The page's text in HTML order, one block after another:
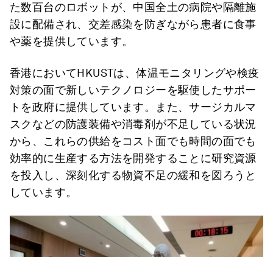
た数百台のロボットが、中国全土の病院や隔離施
設に配備され、交差感染を防ぎながら患者に食事
や薬を提供しています。
香港においてHKUSTは、体温モニタリングや検疫
対策の面で新しいテクノロジーを駆使したサポー
トを政府に提供しています。また、サージカルマ
スクなどの防護装備や消毒剤が不足している状況
から、これらの供給をコスト面でも時間の面でも
効率的に生産する方法を開発することに研究資源
を投入し、深刻化する物資不足の緩和を図ろうと
しています。